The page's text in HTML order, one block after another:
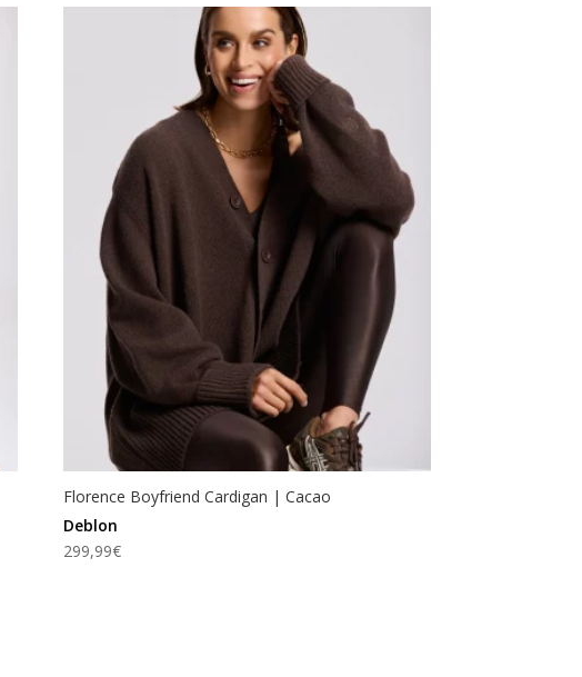
Florence Boyfriend Cardigan | Cacao
Deblon
299,99€